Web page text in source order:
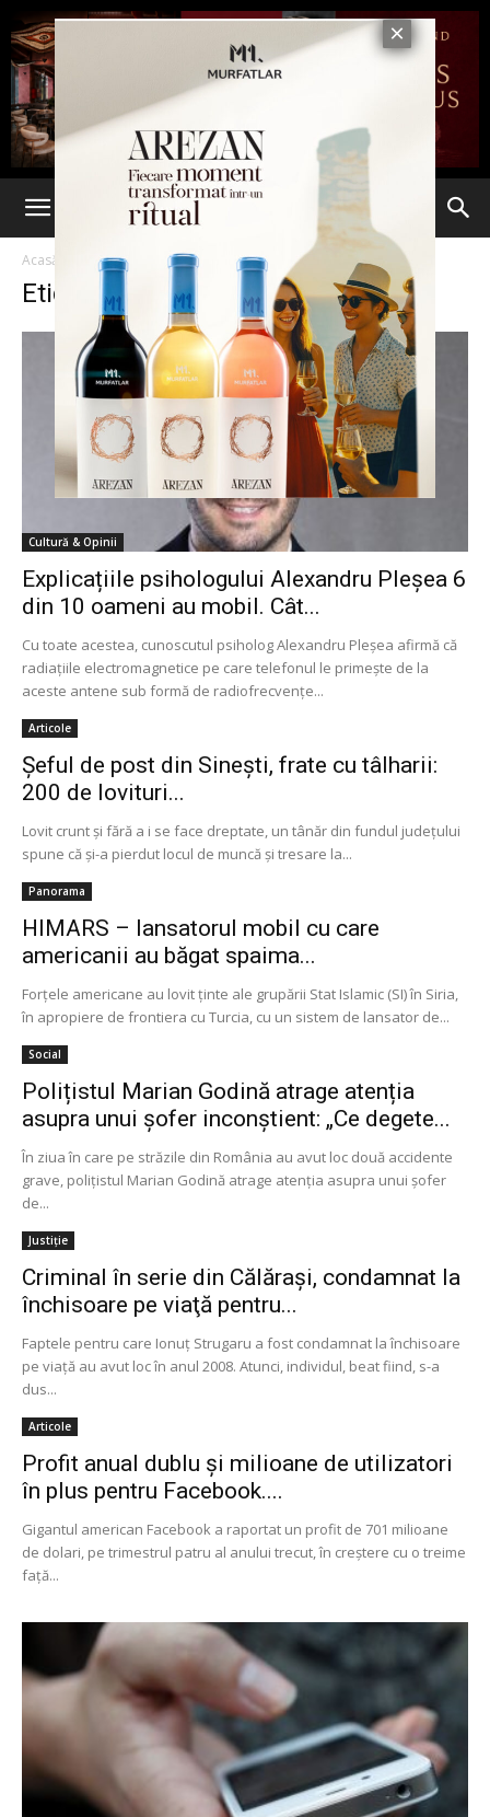
Acasă Etichete Mobil
Etichetă: mobil
Cultură & Opinii
Explicațiile psihologului Alexandru Pleșea 6
din 10 oameni au mobil. Cât...
Cu toate acestea, cunoscutul psiholog Alexandru Pleșea afirmă că
radiațiile electromagnetice pe care telefonul le primește de la
aceste antene sub formă de radiofrecvențe...
Articole
Șeful de post din Sinești, frate cu tâlharii:
200 de lovituri...
Lovit crunt şi fără a i se face dreptate, un tânăr din fundul judeţului
spune că şi-a pierdut locul de muncă şi tresare la...
Panorama
HIMARS – lansatorul mobil cu care
americanii au băgat spaima...
Forţele americane au lovit ţinte ale grupării Stat Islamic (SI) în Siria,
în apropiere de frontiera cu Turcia, cu un sistem de lansator de...
Social
Polițistul Marian Godină atrage atenția
asupra unui șofer inconștient: „Ce degete...
În ziua în care pe străzile din România au avut loc două accidente
grave, polițistul Marian Godină atrage atenția asupra unui șofer
de...
Justiție
Criminal în serie din Călăraşi, condamnat la
închisoare pe viaţă pentru...
Faptele pentru care Ionuţ Strugaru a fost condamnat la închisoare
pe viaţă au avut loc în anul 2008. Atunci, individul, beat fiind, s-a
dus...
Articole
Profit anual dublu şi milioane de utilizatori
în plus pentru Facebook....
Gigantul american Facebook a raportat un profit de 701 milioane
de dolari, pe trimestrul patru al anului trecut, în creştere cu o treime
faţă...